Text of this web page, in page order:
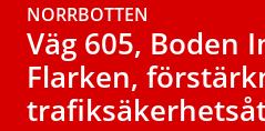
NORRBOTTEN
Väg 605, Boden
Flarken,